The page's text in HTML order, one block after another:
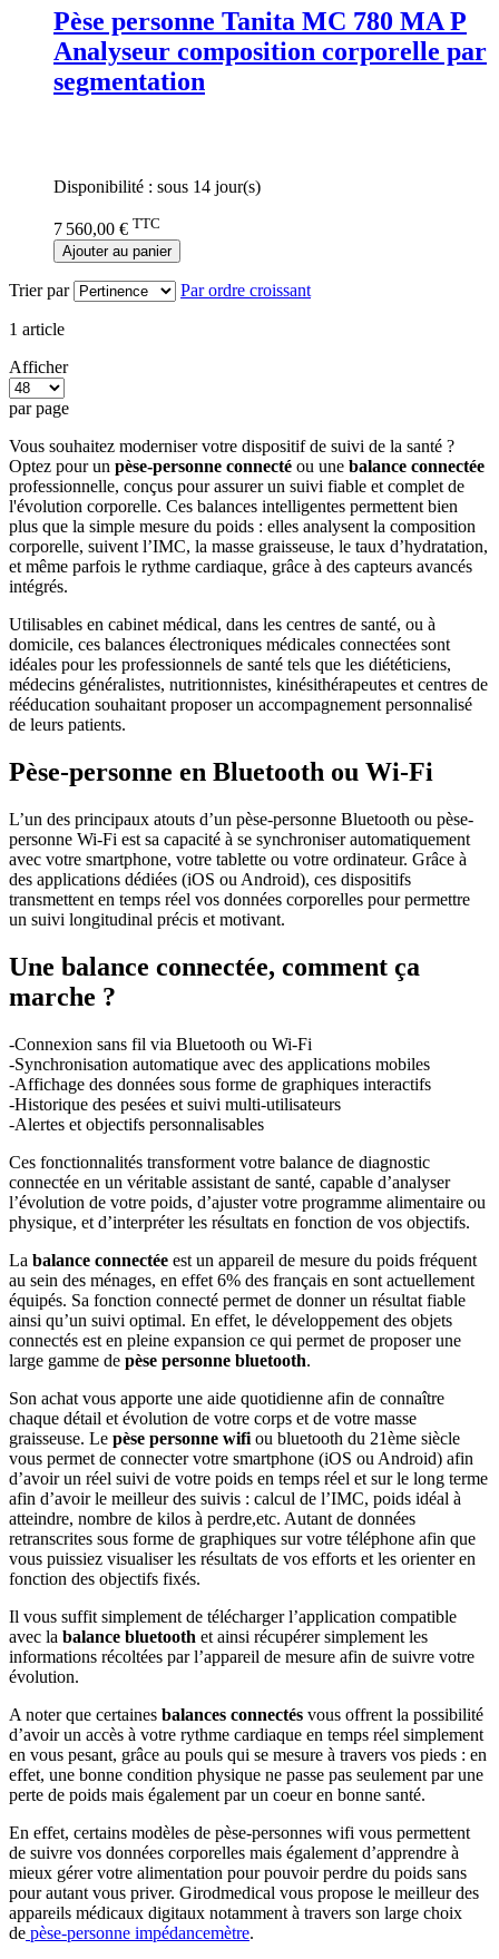
Pèse personne Tanita MC 780 MA P
Analyseur composition corporelle par
segmentation
Disponibilité : sous 14 jour(s)
7 560,00 € TTC
Ajouter au panier
Trier par Par ordre croissant
1 article
Afficher
par page
Vous souhaitez moderniser votre dispositif de suivi de la santé ?
Optez pour un pèse-personne connecté ou une balance connectée
professionnelle, conçus pour assurer un suivi fiable et complet de
l'évolution corporelle. Ces balances intelligentes permettent bien
plus que la simple mesure du poids : elles analysent la composition
corporelle, suivent l’IMC, la masse graisseuse, le taux d’hydratation,
et même parfois le rythme cardiaque, grâce à des capteurs avancés
intégrés.
Utilisables en cabinet médical, dans les centres de santé, ou à
domicile, ces balances électroniques médicales connectées sont
idéales pour les professionnels de santé tels que les diététiciens,
médecins généralistes, nutritionnistes, kinésithérapeutes et centres de
rééducation souhaitant proposer un accompagnement personnalisé
de leurs patients.
Pèse-personne en Bluetooth ou Wi-Fi
L’un des principaux atouts d’un pèse-personne Bluetooth ou pèse-
personne Wi-Fi est sa capacité à se synchroniser automatiquement
avec votre smartphone, votre tablette ou votre ordinateur. Grâce à
des applications dédiées (iOS ou Android), ces dispositifs
transmettent en temps réel vos données corporelles pour permettre
un suivi longitudinal précis et motivant.
Une balance connectée, comment ça
marche ?
-Connexion sans fil via Bluetooth ou Wi-Fi
-Synchronisation automatique avec des applications mobiles
-Affichage des données sous forme de graphiques interactifs
-Historique des pesées et suivi multi-utilisateurs
-Alertes et objectifs personnalisables
Ces fonctionnalités transforment votre balance de diagnostic
connectée en un véritable assistant de santé, capable d’analyser
l’évolution de votre poids, d’ajuster votre programme alimentaire ou
physique, et d’interpréter les résultats en fonction de vos objectifs.
La balance connectée est un appareil de mesure du poids fréquent
au sein des ménages, en effet 6% des français en sont actuellement
équipés. Sa fonction connecté permet de donner un résultat fiable
ainsi qu’un suivi optimal. En effet, le développement des objets
connectés est en pleine expansion ce qui permet de proposer une
large gamme de pèse personne bluetooth.
Son achat vous apporte une aide quotidienne afin de connaître
chaque détail et évolution de votre corps et de votre masse
graisseuse. Le pèse personne wifi ou bluetooth du 21ème siècle
vous permet de connecter votre smartphone (iOS ou Android) afin
d’avoir un réel suivi de votre poids en temps réel et sur le long terme
afin d’avoir le meilleur des suivis : calcul de l’IMC, poids idéal à
atteindre, nombre de kilos à perdre,etc. Autant de données
retranscrites sous forme de graphiques sur votre téléphone afin que
vous puissiez visualiser les résultats de vos efforts et les orienter en
fonction des objectifs fixés.
Il vous suffit simplement de télécharger l’application compatible
avec la balance bluetooth et ainsi récupérer simplement les
informations récoltées par l’appareil de mesure afin de suivre votre
évolution.
A noter que certaines balances connectés vous offrent la possibilité
d’avoir un accès à votre rythme cardiaque en temps réel simplement
en vous pesant, grâce au pouls qui se mesure à travers vos pieds : en
effet, une bonne condition physique ne passe pas seulement par une
perte de poids mais également par un coeur en bonne santé.
En effet, certains modèles de pèse-personnes wifi vous permettent
de suivre vos données corporelles mais également d’apprendre à
mieux gérer votre alimentation pour pouvoir perdre du poids sans
pour autant vous priver. Girodmedical vous propose le meilleur des
appareils médicaux digitaux notamment à travers son large choix
de pèse-personne impédancemètre.